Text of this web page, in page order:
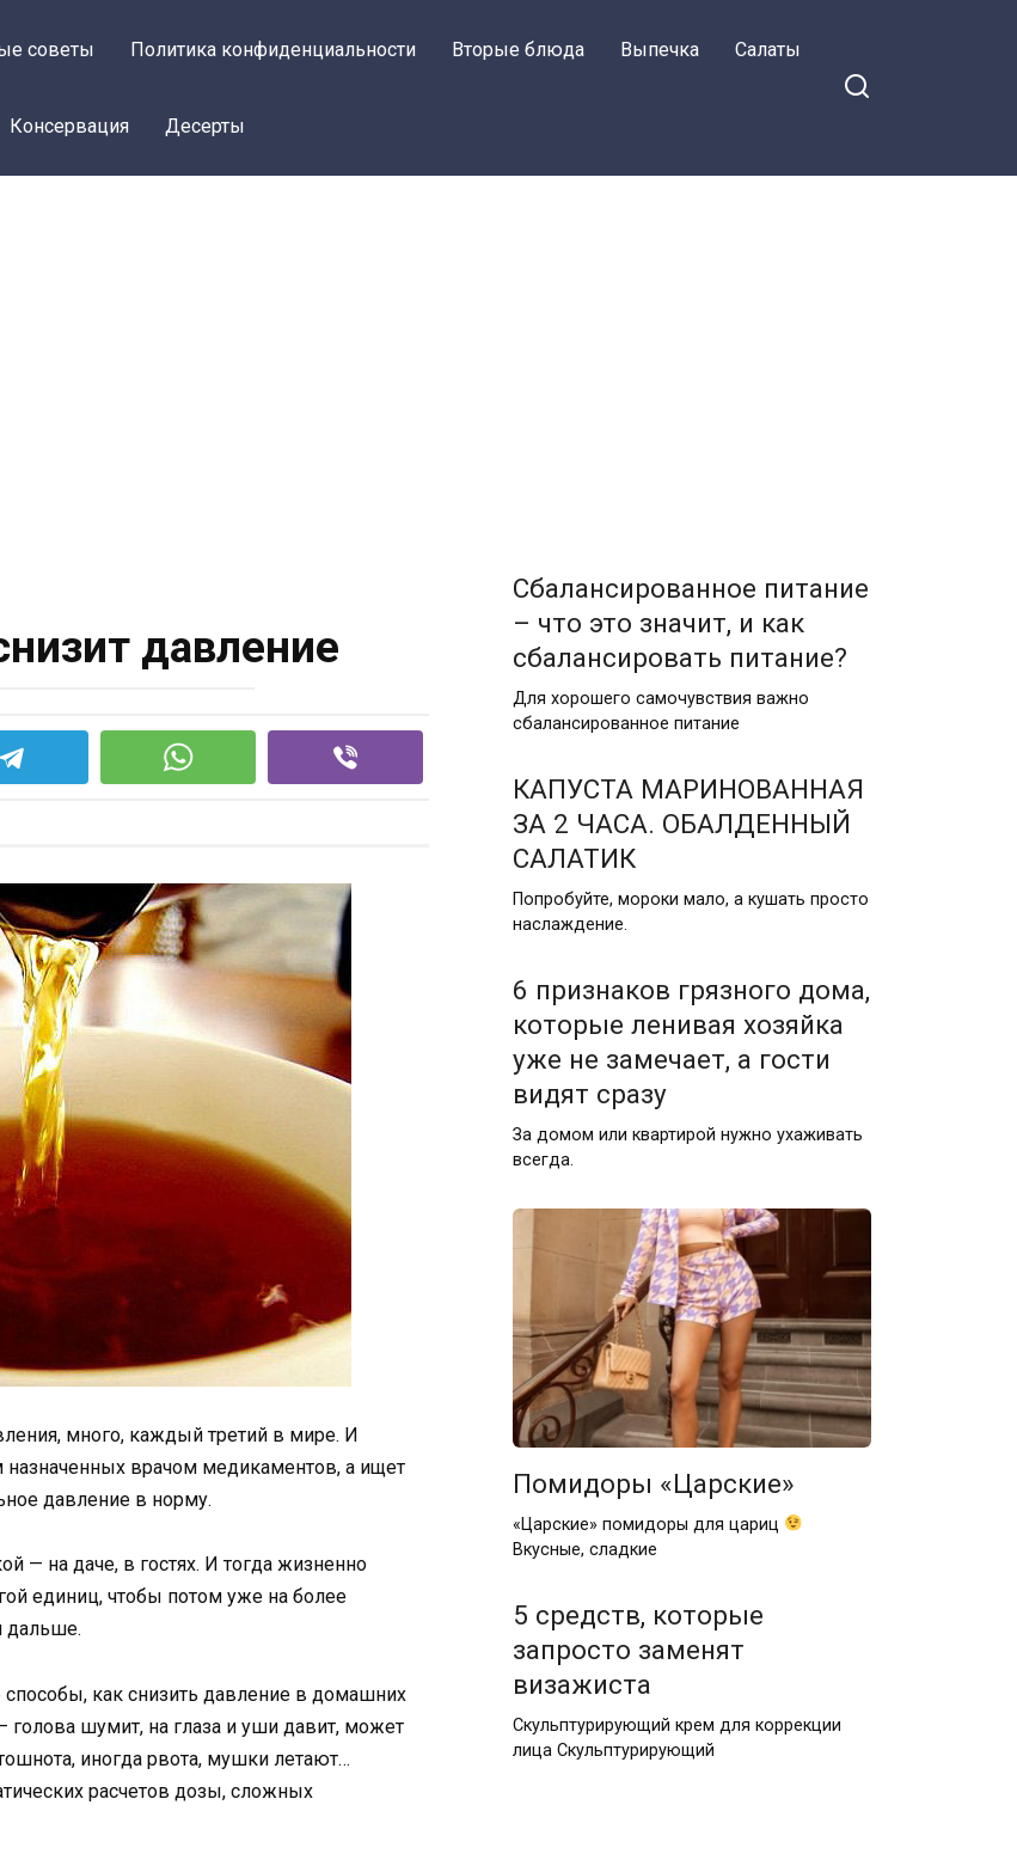
советы Политика конфиденциальности Вторые блюда Выпечка Салаты
Консервация Десерты
давление
много, каждый третий в мире. И
врачом медикаментов, а ищет
давление в норму.
— на даче, в гостях. И тогда жизненно
единиц, чтобы потом уже на более
дальше.
как снизить давление в домашних
шумит, на глаза и уши давит, может
иногда рвота, мушки летают…
расчетов дозы, сложных
Сбалансированное питание
– что это значит, и как
сбалансировать питание?
Для хорошего самочувствия важно
сбалансированное питание
КАПУСТА МАРИНОВАННАЯ
ЗА 2 ЧАСА. ОБАЛДЕННЫЙ
САЛАТИК
Попробуйте, мороки мало, а кушать просто
наслаждение.
6 признаков грязного дома,
которые ленивая хозяйка
уже не замечает, а гости
видят сразу
За домом или квартирой нужно ухаживать
всегда.
Помидоры «Царские»
«Царские» помидоры для цариц
Вкусные, сладкие
5 средств, которые
запросто заменят
визажиста
Скульптурирующий крем для коррекции
лица Скульптурирующий